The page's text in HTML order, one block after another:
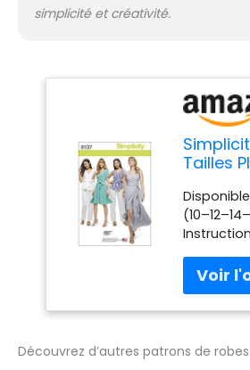
simplicité et créativité.
Tailles
Robes/
pour
Blanc,
français
USA
Découvrez d’autres patrons de